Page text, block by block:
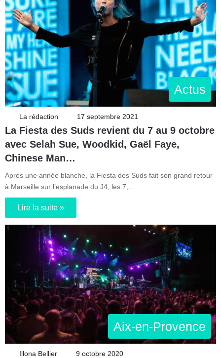
Actus
La rédaction 17 septembre 2021
La Fiesta des Suds revient du 7 au 9 octobre
avec Selah Sue, Woodkid, Gaël Faye,
Chinese Man…
Après une année blanche, la Fiesta des Suds fait son grand retour
à Marseille sur l’esplanade du J4, les 7,…
Lire la suite »
Aix-en-Provence
Illona Bellier 9 octobre 2020